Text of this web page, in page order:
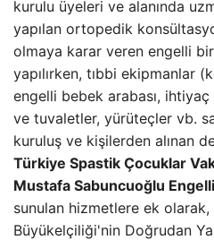
kurulu üyeleri ve alanında
yapılan ortopedik
olmaya karar veren engelli
yapılırken, tıbbi ekipmanlar
engelli bebek arabası,
ve tuvaletler, yürüteçler vb.
kuruluş ve kişilerden alınan
Türkiye Spastik Çocuklar
Mustafa Sabuncuoğlu
sunulan hizmetlere ek olarak,
Büyükelçiliği'nin Doğrudan